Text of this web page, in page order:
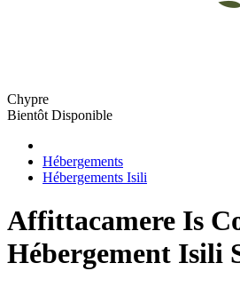
Chypre
Bientôt Disponible
Hébergements
Hébergements Isili
Affittacamere Is
Hébergement Isili